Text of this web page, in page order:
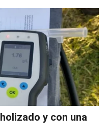
y con una